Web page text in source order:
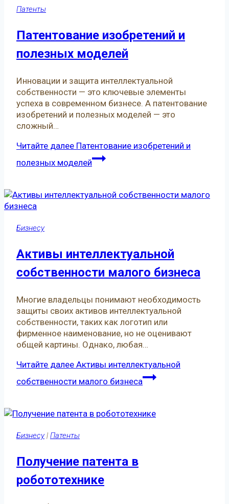
Патенты
Патентование изобретений и
полезных моделей
Инновации и защита интеллектуальной
собственности — это ключевые элементы
успеха в современном бизнесе. А патентование
изобретений и полезных моделей — это
сложный…
Читайте далее Патентование изобретений и
полезных моделей
Бизнесу
Активы интеллектуальной
собственности малого бизнеса
Многие владельцы понимают необходимость
защиты своих активов интеллектуальной
собственности, таких как логотип или
фирменное наименование, но не оценивают
общей картины. Однако, любая…
Читайте далее Активы интеллектуальной
собственности малого бизнеса
Бизнесу| Патенты
Получение патента в
робототехнике